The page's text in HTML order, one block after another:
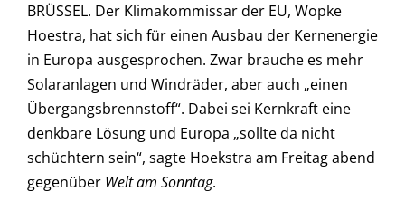
BRÜSSEL. Der Klimakommissar der EU, Wopke
Hoestra, hat sich für einen Ausbau der Kernenergie
in Europa ausgesprochen. Zwar brauche es mehr
Solaranlagen und Windräder, aber auch „einen
Übergangsbrennstoff“. Dabei sei Kernkraft eine
denkbare Lösung und Europa „sollte da nicht
schüchtern sein“, sagte Hoekstra am Freitag abend
gegenüber Welt am Sonntag.